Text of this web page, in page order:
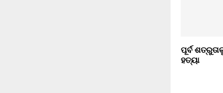
ପୂର୍ବ
ହତ୍ୟା